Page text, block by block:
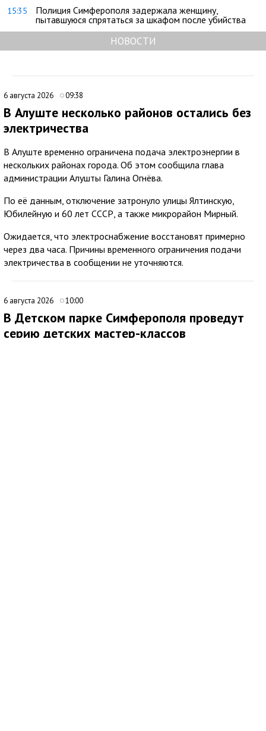
15:35
Полиция Симферополя задержала женщину,
пытавшуюся спрятаться за шкафом после убийства
НОВОСТИ
6 августа 2026 09:38
В Алуште несколько районов остались без
электричества
В Алуште временно ограничена подача электроэнергии в
нескольких районах города. Об этом сообщила глава
администрации Алушты Галина Огнёва.
По её данным, отключение затронуло улицы Ялтинскую,
Юбилейную и 60 лет СССР, а также микрорайон Мирный.
Ожидается, что электроснабжение восстановят примерно
через два часа. Причины временного ограничения подачи
электричества в сообщении не уточняются.
6 августа 2026 10:00
В Детском парке Симферополя проведут
серию детских мастер-классов